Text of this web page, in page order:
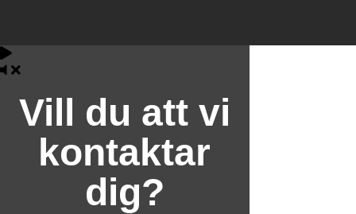
Vill du att vi
kontaktar
dig?